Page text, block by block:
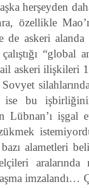
herşeyden
özellikle
de askeri
“global
askeri ilişkileri
ise bu
işgal
alametleri
aralarında
imzalandı…